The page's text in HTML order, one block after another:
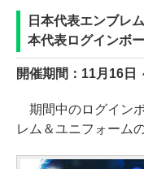
日本代表エンブレ
本代表ログインボ
開催期間：11月16日
期間中のログイン
レム＆ユニフォーム